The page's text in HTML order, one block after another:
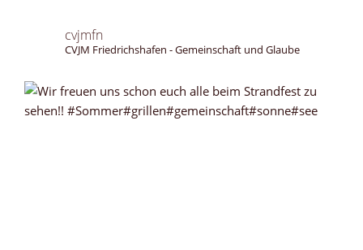
cvjmfn
CVJM Friedrichshafen - Gemeinschaft und Glaube